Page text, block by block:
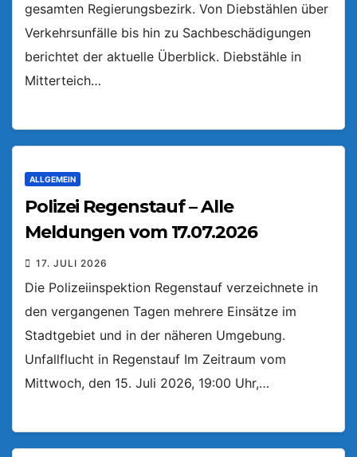
gesamten Regierungsbezirk. Von Diebstählen über
Verkehrsunfälle bis hin zu Sachbeschädigungen
berichtet der aktuelle Überblick. Diebstähle in
Mitterteich…
ALLGEMEIN
Polizei Regenstauf – Alle
Meldungen vom 17.07.2026
17. JULI 2026
Die Polizeiinspektion Regenstauf verzeichnete in
den vergangenen Tagen mehrere Einsätze im
Stadtgebiet und in der näheren Umgebung.
Unfallflucht in Regenstauf Im Zeitraum vom
Mittwoch, den 15. Juli 2026, 19:00 Uhr,…